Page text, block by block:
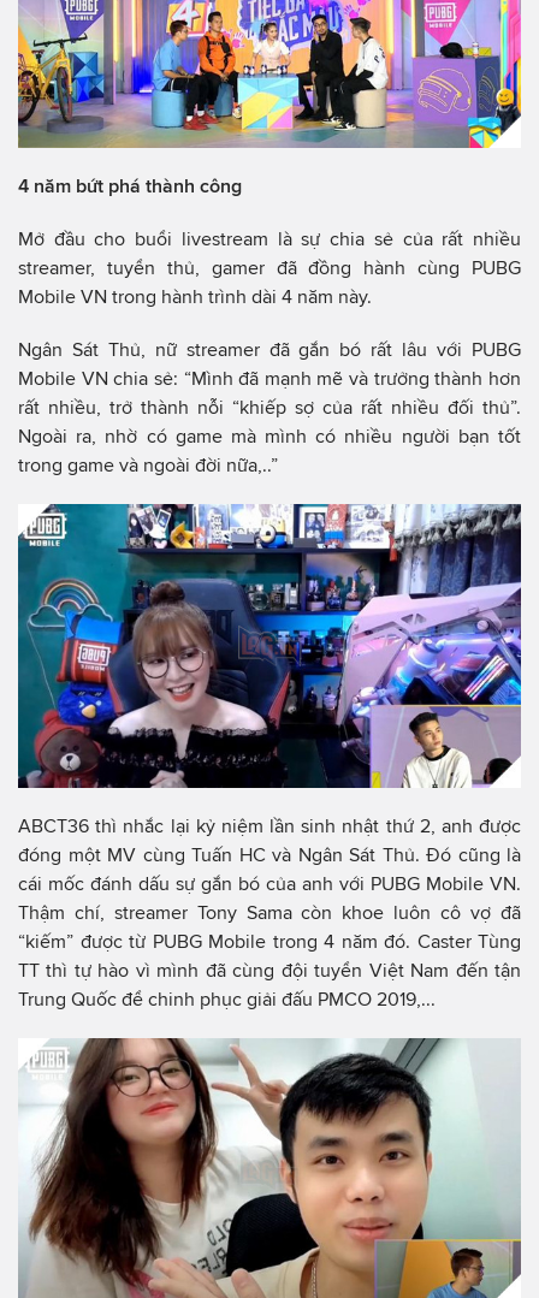
4 năm bứt phá thành công
Mở đầu cho buổi livestream là sự chia sẻ của rất nhiều
streamer, tuyển thủ, gamer đã đồng hành cùng PUBG
Mobile VN trong hành trình dài 4 năm này.
Ngân Sát Thủ, nữ streamer đã gắn bó rất lâu với PUBG
Mobile VN chia sẻ: “Mình đã mạnh mẽ và trưởng thành hơn
rất nhiều, trở thành nỗi “khiếp sợ của rất nhiều đối thủ”.
Ngoài ra, nhờ có game mà mình có nhiều người bạn tốt
trong game và ngoài đời nữa,..”
ABCT36 thì nhắc lại kỷ niệm lần sinh nhật thứ 2, anh được
đóng một MV cùng Tuấn HC và Ngân Sát Thủ. Đó cũng là
cái mốc đánh dấu sự gắn bó của anh với PUBG Mobile VN.
Thậm chí, streamer Tony Sama còn khoe luôn cô vợ đã
“kiếm” được từ PUBG Mobile trong 4 năm đó. Caster Tùng
TT thì tự hào vì mình đã cùng đội tuyển Việt Nam đến tận
Trung Quốc để chinh phục giải đấu PMCO 2019,...